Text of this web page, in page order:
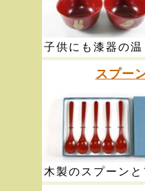
子供にも漆器の温
スプー
木製のスプーンと